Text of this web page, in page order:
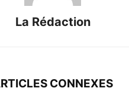
La Rédaction
CONNEXES